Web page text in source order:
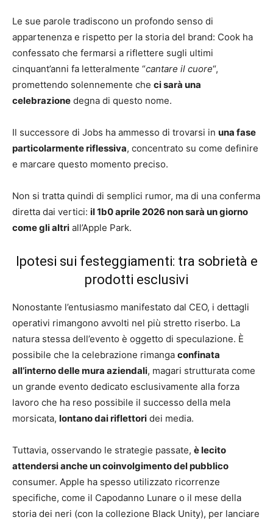
Le sue parole tradiscono un profondo senso di
appartenenza e rispetto per la storia del brand: Cook ha
confessato che fermarsi a riflettere sugli ultimi
cinquant’anni fa letteralmente “cantare il cuore“,
promettendo solennemente che ci sarà una
celebrazione degna di questo nome.
Il successore di Jobs ha ammesso di trovarsi in una fase
particolarmente riflessiva, concentrato su come definire
e marcare questo momento preciso.
Non si tratta quindi di semplici rumor, ma di una conferma
diretta dai vertici: il 1b0 aprile 2026 non sarà un giorno
come gli altri all’Apple Park.
Ipotesi sui festeggiamenti: tra sobrietà e
prodotti esclusivi
Nonostante l’entusiasmo manifestato dal CEO, i dettagli
operativi rimangono avvolti nel più stretto riserbo. La
natura stessa dell’evento è oggetto di speculazione. È
possibile che la celebrazione rimanga confinata
all’interno delle mura aziendali, magari strutturata come
un grande evento dedicato esclusivamente alla forza
lavoro che ha reso possibile il successo della mela
morsicata, lontano dai riflettori dei media.
Tuttavia, osservando le strategie passate, è lecito
attendersi anche un coinvolgimento del pubblico
consumer. Apple ha spesso utilizzato ricorrenze
specifiche, come il Capodanno Lunare o il mese della
storia dei neri (con la collezione Black Unity), per lanciare